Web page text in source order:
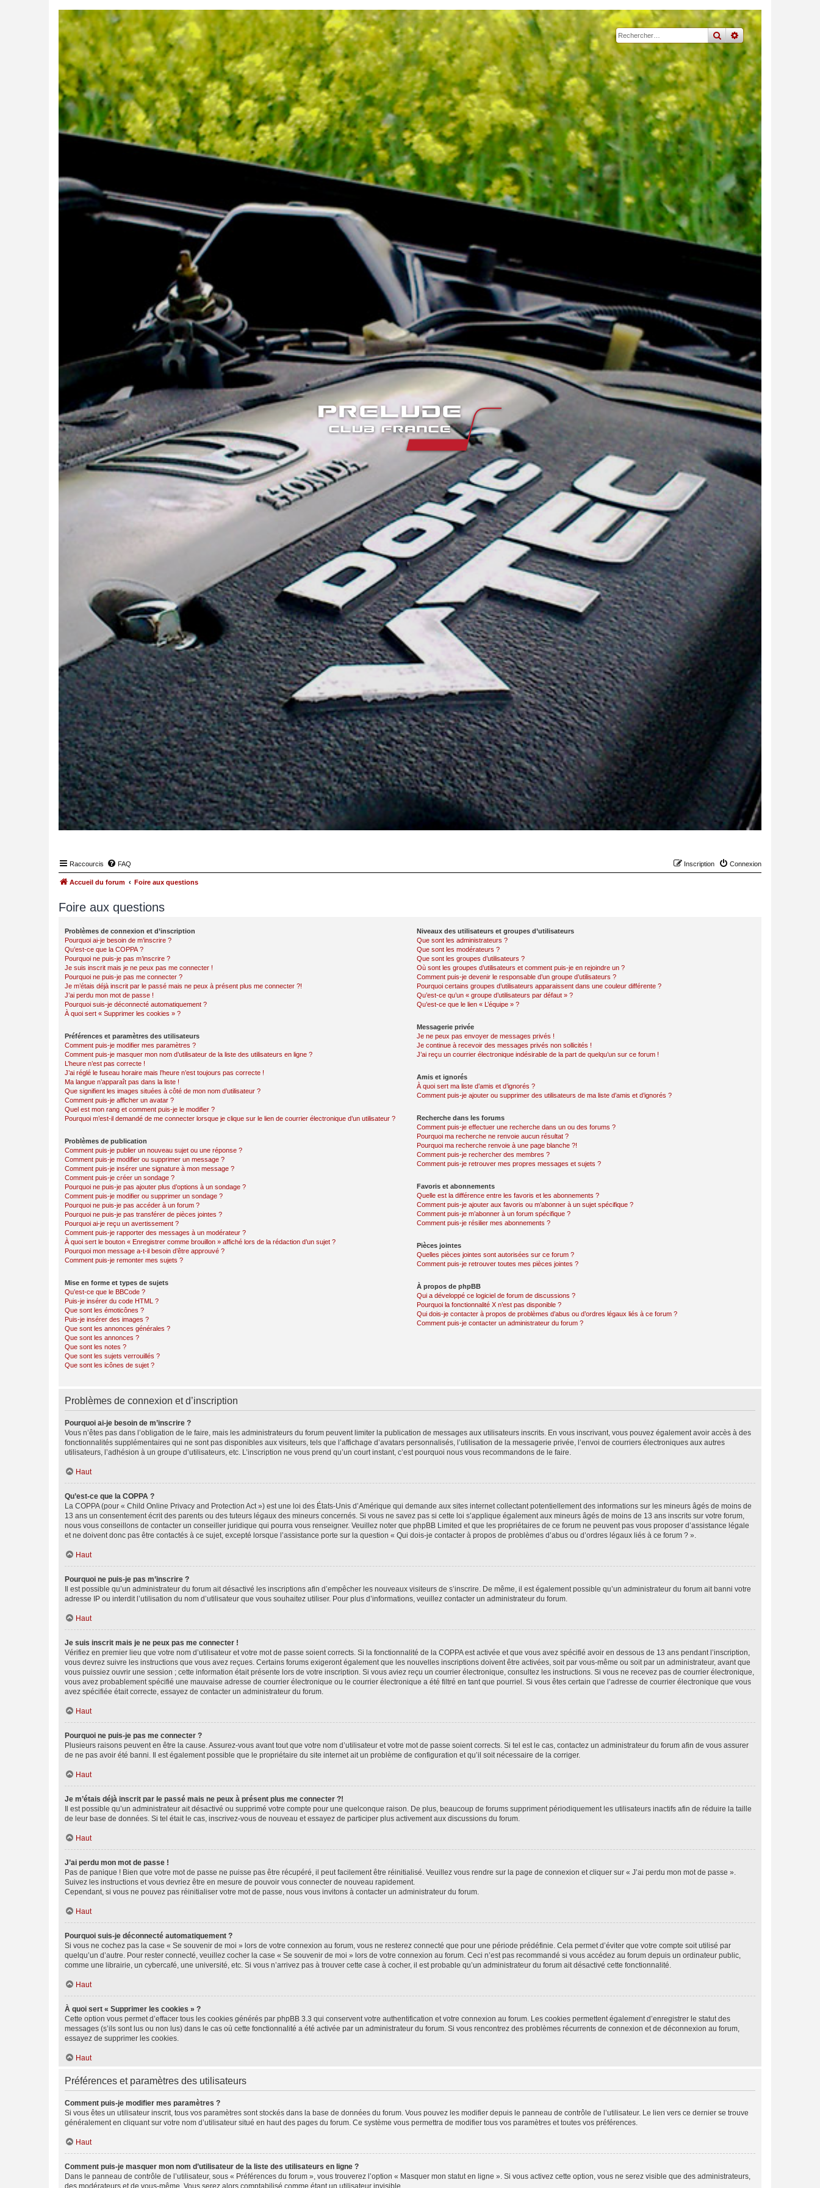
rechercher
recherche
Raccourcis FAQ Connexion
Inscription
Accueil du forum Foire aux questions
Foire aux questions
Problèmes de connexion et d’inscription
Pourquoi ai-je besoin de m’inscrire ?
Qu’est-ce que la COPPA ?
Pourquoi ne puis-je pas m’inscrire ?
Je suis inscrit mais je ne peux pas me connecter !
Pourquoi ne puis-je pas me connecter ?
Je m’étais déjà inscrit par le passé mais ne peux à présent plus me connecter ?!
J’ai perdu mon mot de passe !
Pourquoi suis-je déconnecté automatiquement ?
À quoi sert « Supprimer les cookies » ?
Préférences et paramètres des utilisateurs
Comment puis-je modifier mes paramètres ?
Comment puis-je masquer mon nom d’utilisateur de la liste des utilisateurs en ligne ?
L’heure n’est pas correcte !
J’ai réglé le fuseau horaire mais l’heure n’est toujours pas correcte !
Ma langue n’apparaît pas dans la liste !
Que signifient les images situées à côté de mon nom d’utilisateur ?
Comment puis-je afficher un avatar ?
Quel est mon rang et comment puis-je le modifier ?
Pourquoi m’est-il demandé de me connecter lorsque je clique sur le lien de courrier électronique d’un utilisateur ?
Problèmes de publication
Comment puis-je publier un nouveau sujet ou une réponse ?
Comment puis-je modifier ou supprimer un message ?
Comment puis-je insérer une signature à mon message ?
Comment puis-je créer un sondage ?
Pourquoi ne puis-je pas ajouter plus d’options à un sondage ?
Comment puis-je modifier ou supprimer un sondage ?
Pourquoi ne puis-je pas accéder à un forum ?
Pourquoi ne puis-je pas transférer de pièces jointes ?
Pourquoi ai-je reçu un avertissement ?
Comment puis-je rapporter des messages à un modérateur ?
À quoi sert le bouton « Enregistrer comme brouillon » affiché lors de la rédaction d’un sujet ?
Pourquoi mon message a-t-il besoin d’être approuvé ?
Comment puis-je remonter mes sujets ?
Mise en forme et types de sujets
Qu’est-ce que le BBCode ?
Puis-je insérer du code HTML ?
Que sont les émoticônes ?
Puis-je insérer des images ?
Que sont les annonces générales ?
Que sont les annonces ?
Que sont les notes ?
Que sont les sujets verrouillés ?
Que sont les icônes de sujet ?
Niveaux des utilisateurs et groupes d’utilisateurs
Que sont les administrateurs ?
Que sont les modérateurs ?
Que sont les groupes d’utilisateurs ?
Où sont les groupes d’utilisateurs et comment puis-je en rejoindre un ?
Comment puis-je devenir le responsable d’un groupe d’utilisateurs ?
Pourquoi certains groupes d’utilisateurs apparaissent dans une couleur différente ?
Qu’est-ce qu’un « groupe d’utilisateurs par défaut » ?
Qu’est-ce que le lien « L’équipe » ?
Messagerie privée
Je ne peux pas envoyer de messages privés !
Je continue à recevoir des messages privés non sollicités !
J’ai reçu un courrier électronique indésirable de la part de quelqu’un sur ce forum !
Amis et ignorés
À quoi sert ma liste d’amis et d’ignorés ?
Comment puis-je ajouter ou supprimer des utilisateurs de ma liste d’amis et d’ignorés ?
Recherche dans les forums
Comment puis-je effectuer une recherche dans un ou des forums ?
Pourquoi ma recherche ne renvoie aucun résultat ?
Pourquoi ma recherche renvoie à une page blanche ?!
Comment puis-je rechercher des membres ?
Comment puis-je retrouver mes propres messages et sujets ?
Favoris et abonnements
Quelle est la différence entre les favoris et les abonnements ?
Comment puis-je ajouter aux favoris ou m’abonner à un sujet spécifique ?
Comment puis-je m’abonner à un forum spécifique ?
Comment puis-je résilier mes abonnements ?
Pièces jointes
Quelles pièces jointes sont autorisées sur ce forum ?
Comment puis-je retrouver toutes mes pièces jointes ?
À propos de phpBB
Qui a développé ce logiciel de forum de discussions ?
Pourquoi la fonctionnalité X n’est pas disponible ?
Qui dois-je contacter à propos de problèmes d’abus ou d’ordres légaux liés à ce forum ?
Comment puis-je contacter un administrateur du forum ?
Problèmes de connexion et d’inscription
Pourquoi ai-je besoin de m’inscrire ?
Vous n’êtes pas dans l’obligation de le faire, mais les administrateurs du forum peuvent limiter la publication de messages aux utilisateurs inscrits. En vous inscrivant, vous pouvez également avoir accès à des
fonctionnalités supplémentaires qui ne sont pas disponibles aux visiteurs, tels que l’affichage d’avatars personnalisés, l’utilisation de la messagerie privée, l’envoi de courriers électroniques aux autres
utilisateurs, l’adhésion à un groupe d’utilisateurs, etc. L’inscription ne vous prend qu’un court instant, c’est pourquoi nous vous recommandons de le faire.
Haut
Qu’est-ce que la COPPA ?
La COPPA (pour « Child Online Privacy and Protection Act ») est une loi des États-Unis d’Amérique qui demande aux sites internet collectant potentiellement des informations sur les mineurs âgés de moins de
13 ans un consentement écrit des parents ou des tuteurs légaux des mineurs concernés. Si vous ne savez pas si cette loi s’applique également aux mineurs âgés de moins de 13 ans inscrits sur votre forum,
nous vous conseillons de contacter un conseiller juridique qui pourra vous renseigner. Veuillez noter que phpBB Limited et que les propriétaires de ce forum ne peuvent pas vous proposer d’assistance légale
et ne doivent donc pas être contactés à ce sujet, excepté lorsque l’assistance porte sur la question « Qui dois-je contacter à propos de problèmes d’abus ou d’ordres légaux liés à ce forum ? ».
Haut
Pourquoi ne puis-je pas m’inscrire ?
Il est possible qu’un administrateur du forum ait désactivé les inscriptions afin d’empêcher les nouveaux visiteurs de s’inscrire. De même, il est également possible qu’un administrateur du forum ait banni votre
adresse IP ou interdit l’utilisation du nom d’utilisateur que vous souhaitez utiliser. Pour plus d’informations, veuillez contacter un administrateur du forum.
Haut
Je suis inscrit mais je ne peux pas me connecter !
Vérifiez en premier lieu que votre nom d’utilisateur et votre mot de passe soient corrects. Si la fonctionnalité de la COPPA est activée et que vous avez spécifié avoir en dessous de 13 ans pendant l’inscription,
vous devrez suivre les instructions que vous avez reçues. Certains forums exigeront également que les nouvelles inscriptions doivent être activées, soit par vous-même ou soit par un administrateur, avant que
vous puissiez ouvrir une session ; cette information était présente lors de votre inscription. Si vous aviez reçu un courrier électronique, consultez les instructions. Si vous ne recevez pas de courrier électronique,
vous avez probablement spécifié une mauvaise adresse de courrier électronique ou le courrier électronique a été filtré en tant que pourriel. Si vous êtes certain que l’adresse de courrier électronique que vous
avez spécifiée était correcte, essayez de contacter un administrateur du forum.
Haut
Pourquoi ne puis-je pas me connecter ?
Plusieurs raisons peuvent en être la cause. Assurez-vous avant tout que votre nom d’utilisateur et votre mot de passe soient corrects. Si tel est le cas, contactez un administrateur du forum afin de vous assurer
de ne pas avoir été banni. Il est également possible que le propriétaire du site internet ait un problème de configuration et qu’il soit nécessaire de la corriger.
Haut
Je m’étais déjà inscrit par le passé mais ne peux à présent plus me connecter ?!
Il est possible qu’un administrateur ait désactivé ou supprimé votre compte pour une quelconque raison. De plus, beaucoup de forums suppriment périodiquement les utilisateurs inactifs afin de réduire la taille
de leur base de données. Si tel était le cas, inscrivez-vous de nouveau et essayez de participer plus activement aux discussions du forum.
Haut
J’ai perdu mon mot de passe !
Pas de panique ! Bien que votre mot de passe ne puisse pas être récupéré, il peut facilement être réinitialisé. Veuillez vous rendre sur la page de connexion et cliquer sur « J’ai perdu mon mot de passe ».
Suivez les instructions et vous devriez être en mesure de pouvoir vous connecter de nouveau rapidement.
Cependant, si vous ne pouvez pas réinitialiser votre mot de passe, nous vous invitons à contacter un administrateur du forum.
Haut
Pourquoi suis-je déconnecté automatiquement ?
Si vous ne cochez pas la case « Se souvenir de moi » lors de votre connexion au forum, vous ne resterez connecté que pour une période prédéfinie. Cela permet d’éviter que votre compte soit utilisé par
quelqu’un d’autre. Pour rester connecté, veuillez cocher la case « Se souvenir de moi » lors de votre connexion au forum. Ceci n’est pas recommandé si vous accédez au forum depuis un ordinateur public,
comme une librairie, un cybercafé, une université, etc. Si vous n’arrivez pas à trouver cette case à cocher, il est probable qu’un administrateur du forum ait désactivé cette fonctionnalité.
Haut
À quoi sert « Supprimer les cookies » ?
Cette option vous permet d’effacer tous les cookies générés par phpBB 3.3 qui conservent votre authentification et votre connexion au forum. Les cookies permettent également d’enregistrer le statut des
messages (s’ils sont lus ou non lus) dans le cas où cette fonctionnalité a été activée par un administrateur du forum. Si vous rencontrez des problèmes récurrents de connexion et de déconnexion au forum,
essayez de supprimer les cookies.
Haut
Préférences et paramètres des utilisateurs
Comment puis-je modifier mes paramètres ?
Si vous êtes un utilisateur inscrit, tous vos paramètres sont stockés dans la base de données du forum. Vous pouvez les modifier depuis le panneau de contrôle de l’utilisateur. Le lien vers ce dernier se trouve
généralement en cliquant sur votre nom d’utilisateur situé en haut des pages du forum. Ce système vous permettra de modifier tous vos paramètres et toutes vos préférences.
Haut
Comment puis-je masquer mon nom d’utilisateur de la liste des utilisateurs en ligne ?
Dans le panneau de contrôle de l’utilisateur, sous « Préférences du forum », vous trouverez l’option « Masquer mon statut en ligne ». Si vous activez cette option, vous ne serez visible que des administrateurs,
des modérateurs et de vous-même. Vous serez alors comptabilisé comme étant un utilisateur invisible.